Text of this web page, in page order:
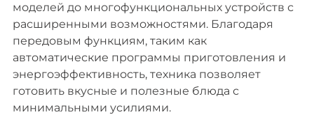
моделей до многофункциональных устройств с
расширенными возможностями. Благодаря
передовым функциям, таким как
автоматические программы приготовления и
энергоэффективность, техника позволяет
готовить вкусные и полезные блюда с
минимальными усилиями.